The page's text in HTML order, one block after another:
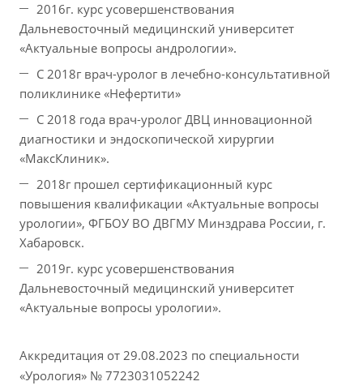
2016г. курс усовершенствования
Дальневосточный медицинский университет
«Актуальные вопросы андрологии».
С 2018г врач-уролог в лечебно-консультативной
поликлинике «Нефертити»
С 2018 года врач-уролог ДВЦ инновационной
диагностики и эндоскопической хирургии
«МаксКлиник».
2018г прошел сертификационный курс
повышения квалификации «Актуальные вопросы
урологии», ФГБОУ ВО ДВГМУ Минздрава России, г.
Хабаровск.
2019г. курс усовершенствования
Дальневосточный медицинский университет
«Актуальные вопросы урологии».
Аккредитация от 29.08.2023 по специальности
«Урология» № 7723031052242